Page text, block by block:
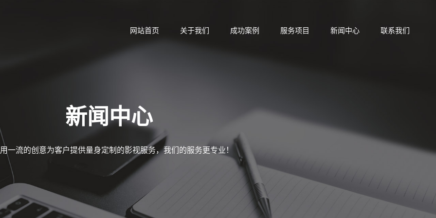
网站首页 关于我们 成功案例 服务项目 新闻中心 联系我们
新闻中心
一流的创意为客户提供量身定制的影视服务，我们的服务更专业！